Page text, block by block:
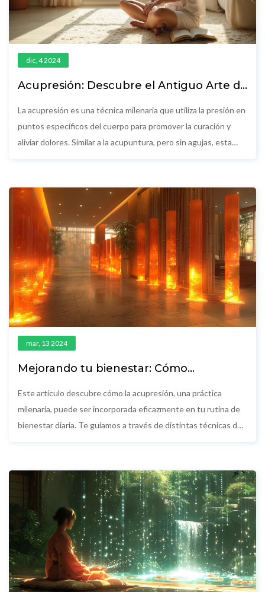
dic, 4 2024
Acupresión: Descubre el Antiguo Arte de
La acupresión es una técnica milenaria que utiliza la presión en
puntos específicos del cuerpo para promover la curación y
aliviar dolores. Similar a la acupuntura, pero sin agujas, esta
rutinas de salud y bienestar diarias y sus beneficios
sorprendentes para diferentes dolencias. También se
proporcionan consejos prácticos para aplicar estos métodos
en casa.
mar, 13 2024
Mejorando tu bienestar: Cómo
diaria
Este artículo descubre cómo la acupresión, una práctica
milenaria, puede ser incorporada eficazmente en tu rutina de
bienestar diaria. Te guiamos a través de distintas técnicas de
Descubre consejos útiles, técnicas detalladas y la ciencia
detrás de la acupresión para aprovechar al máximo esta
práctica y enriquecer tu camino hacia el bienestar.